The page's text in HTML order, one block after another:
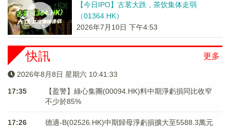
【今日IPO】古茗大跌，茶饮集体走弱
（01364.HK）
2026年7月10日 下午4:53
更多
快訊
2026年8月8日 星期六 10:41:33
17:35
【盈警】綠心集團(00094.HK)料中期淨虧損同比收窄
不少於85%
17:26 德適-B(02526.HK)中期歸母淨虧損擴大至5588.3萬元